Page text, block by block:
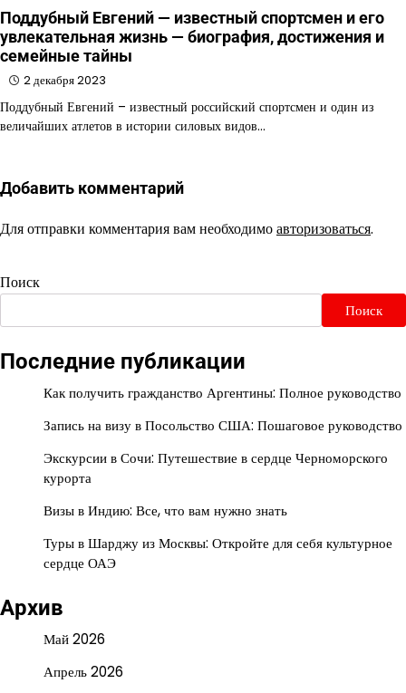
Поддубный Евгений — известный спортсмен и его
увлекательная жизнь — биография, достижения и
семейные тайны
2 декабря 2023
Поддубный Евгений – известный российский спортсмен и один из
величайших атлетов в истории силовых видов…
Добавить комментарий
Для отправки комментария вам необходимоавторизоваться.
Поиск
Поиск
Последние публикации
Как получить гражданство Аргентины: Полное руководство
Запись на визу в Посольство США: Пошаговое руководство
Экскурсии в Сочи: Путешествие в сердце Черноморского
курорта
Визы в Индию: Все, что вам нужно знать
Туры в Шарджу из Москвы: Откройте для себя культурное
сердце ОАЭ
Архив
Май 2026
Апрель 2026